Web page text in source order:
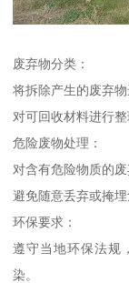
废弃物分类：
将拆除产生的废弃
对可回收材料进行整
危险废物处理：
对含有危险物质的
避免随意丢弃或掩埋
环保要求：
遵守当地环保法规
染。